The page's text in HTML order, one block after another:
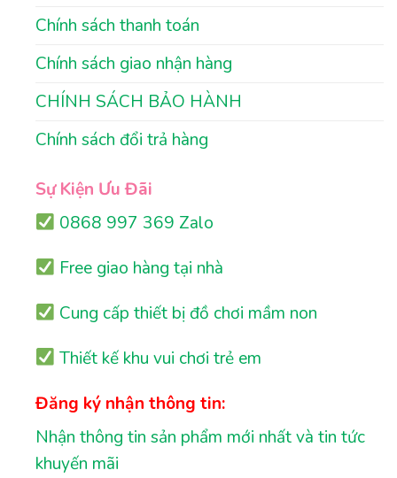
Chính sách thanh toán
Chính sách giao nhận hàng
CHÍNH SÁCH BẢO HÀNH
Chính sách đổi trả hàng
Sự Kiện Ưu Đãi
0868 997 369 Zalo
Free giao hàng tại nhà
Cung cấp thiết bị đồ chơi mầm non
Thiết kế khu vui chơi trẻ em
Đăng ký nhận thông tin:
Nhận thông tin sản phẩm mới nhất và tin tức
khuyến mãi